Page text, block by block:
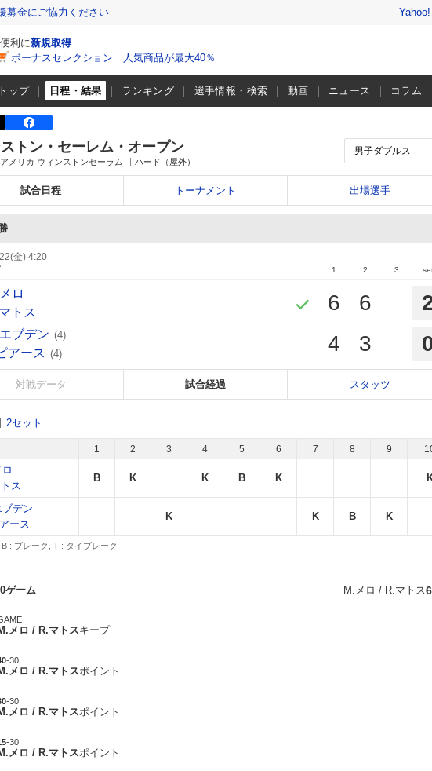
募金にご協力ください
利に新規取得
ボーナスセレクション 人気商品が最大40％
ップ 日程・結果 ランキング 選手情報・検索 動画 ニュース コラム
トン・セーレム・オープン
アメリカ ウィンストンセーラム ハード（屋外）
試合日程 トーナメント 出場選手
金) 4:20
1 2 3
ロ
トス
6 6
ブデン (4)
アース (4) 4 3
対戦データ 試合経過 スタッツ
2セット
1 2 3 4 5 6 7 8 9
ス
B K K B K
ブデン
ース
K K B K
: ブレーク, T : タイブレーク
ゲーム M.メロ / R.マトス6
メロ / R.マトスキープ
-30
メロ / R.マトスポイント
-30
メロ / R.マトスポイント
-30
メロ / R.マトスポイント